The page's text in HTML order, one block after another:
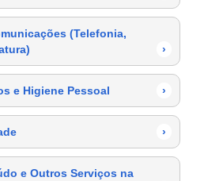
(Telefonia,
›
e Higiene Pessoal ›
›
e Outros Serviços na